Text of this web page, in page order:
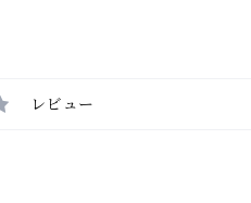
レビュー